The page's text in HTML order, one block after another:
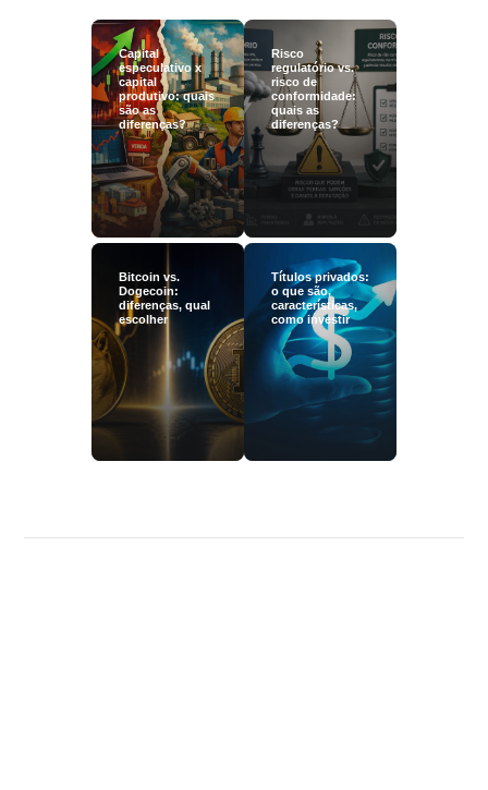
Capital
especulativo x
capital
produtivo: quais
são as
diferenças?
Risco
regulatório vs.
risco de
conformidade:
quais as
diferenças?
Bitcoin vs.
Dogecoin:
diferenças, qual
escolher
Títulos privados:
o que são,
características,
como investir